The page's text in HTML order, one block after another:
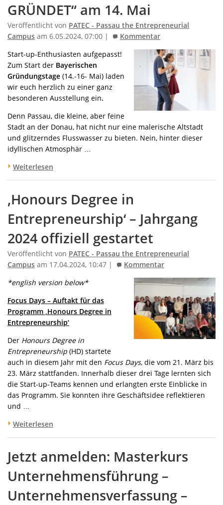
GRÜNDET“ am 14. Mai
Veröffentlicht von PATEC - Passau the Entrepreneurial
Campus am 6.05.2024, 07:00 | Kommentar
Start-up-Enthusiasten aufgepasst!
Zum Start der Bayerischen
Gründungstage (14.-16- Mai) laden
wir euch herzlich zu einer ganz
besonderen Ausstellung ein.
Denn Passau, die kleine, aber feine
Stadt an der Donau, hat nicht nur eine malerische Altstadt
und glitzerndes Flusswasser zu bieten. Nein, hinter dieser
idyllischen Atmosphär …
Weiterlesen
‚Honours Degree in
Entrepreneurship‘ – Jahrgang
2024 offiziell gestartet
Veröffentlicht von PATEC - Passau the Entrepreneurial
Campus am 17.04.2024, 10:47 | Kommentar
*english version below*
Focus Days – Auftakt für das
Programm ‚Honours Degree in
Entrepreneurship‘
Der Honours Degree in
Entrepreneurship (HD) startete
auch in diesem Jahr mit den Focus Days, die vom 21. März bis
23. März stattfanden. Innerhalb dieser drei Tage lernten sich
die Start-up-Teams kennen und erlangten erste Einblicke in
das Programm. Sie konnten ihre Geschäftsidee reflektieren
und …
Weiterlesen
Jetzt anmelden: Masterkurs
Unternehmensführung –
Unternehmensverfassung –